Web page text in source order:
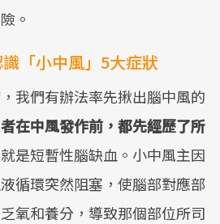
。
「小中風」5大症狀
我們有辦法率先揪出腦中風的
在中風發作前，都先經歷了所
就是短暫性腦缺血。小中風主因
循環突然阻塞，使腦部對應部
氧和養分，導致那個部位所司